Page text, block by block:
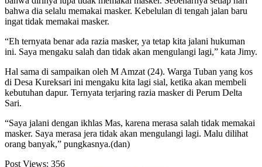
bahwa dia selalu memakai masker. Kebelulan di tengah jalan baru
ingat tidak memakai masker.
“Eh ternyata benar ada razia masker, ya tetap kita jalani hukuman
ini. Saya mengaku salah dan tidak akan mengulangi lagi,” kata Jimy.
Hal sama di sampaikan oleh M Amzat (24). Warga Tuban yang kos
di Desa Kureksari ini mengaku kita lagi sial, ketika akan membeli
kebutuhan dapur. Ternyata terjaring razia masker di Perum Delta
Sari.
“Saya jalani dengan ikhlas Mas, karena merasa salah tidak memakai
masker. Saya merasa jera tidak akan mengulangi lagi. Malu dilihat
orang banyak,” pungkasnya.(dan)
Post Views: 356